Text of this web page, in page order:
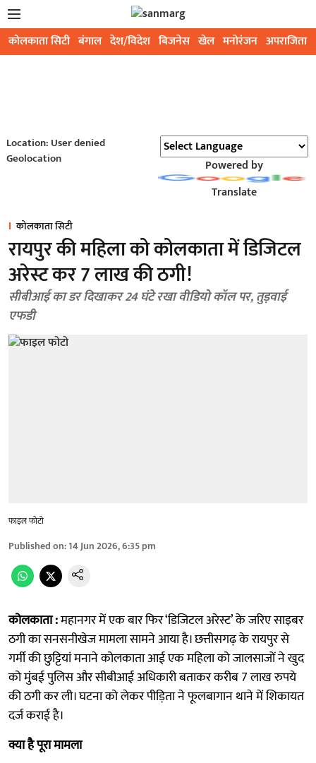
कोलकाता सिटी बंगाल देश/विदेश बिजनेस खेल मनोरंजन अपराजिता
Location: User denied
Geolocation
Powered by
Translate
कोलकाता सिटी
रायपुर की महिला को कोलकाता में डिजिटल
अरेस्ट कर 7 लाख की ठगी!
सीबीआई का डर दिखाकर 24 घंटे रखा वीडियो कॉल पर, तुड़वाई
एफडी
फाइल फोटो
Published on:14 Jun 2026, 6:35 pm
कोलकाता :महानगर में एक बार फिर ‘डिजिटल अरेस्ट’ के जरिए साइबर
ठगी का सनसनीखेज मामला सामने आया है। छत्तीसगढ़ के रायपुर से
गर्मी की छुट्टियां मनाने कोलकाता आई एक महिला को जालसाजों ने खुद
को मुंबई पुलिस और सीबीआई अधिकारी बताकर करीब 7 लाख रुपये
की ठगी कर ली। घटना को लेकर पीड़िता ने फूलबागान थाने में शिकायत
दर्ज कराई है।
क्या है पूरा मामला